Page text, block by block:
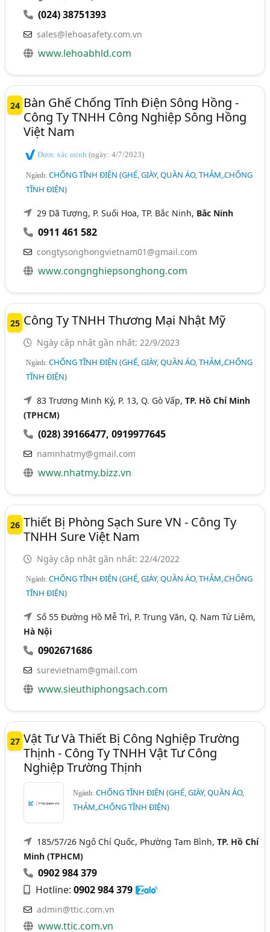
(024) 38751393
sales@lehoasafety.com.vn
www.lehoabhld.com
24 Bàn Ghế Chống Tĩnh Điện Sông Hồng -
Công Ty TNHH Công Nghiệp Sông Hồng
Việt Nam
Được xác minh(ngày: 4/7/2023)
Ngành:CHỐNG TĨNH ĐIỆN (GHẾ, GIÀY, QUẦN ÁO, THẢM,.CHỐNG
TĨNH ĐIỆN)
29 Dã Tượng, P. Suối Hoa, TP. Bắc Ninh, Bắc Ninh
0911 461 582
congtysonghongvietnam01@gmail.com
www.congnghiepsonghong.com
25 Công Ty TNHH Thương Mại Nhật Mỹ
Ngày cập nhật gần nhất: 22/9/2023
Ngành:CHỐNG TĨNH ĐIỆN (GHẾ, GIÀY, QUẦN ÁO, THẢM,.CHỐNG
TĨNH ĐIỆN)
83 Trương Minh Ký, P. 13, Q. Gò Vấp,TP. Hồ Chí Minh
(TPHCM)
(028) 39166477,0919977645
namnhatmy@gmail.com
www.nhatmy.bizz.vn
26 Thiết Bị Phòng Sạch Sure VN - Công Ty
TNHH Sure Việt Nam
Ngày cập nhật gần nhất: 22/4/2022
Ngành:CHỐNG TĨNH ĐIỆN (GHẾ, GIÀY, QUẦN ÁO, THẢM,.CHỐNG
TĨNH ĐIỆN)
Số 55 Đường Hồ Mễ Trì, P. Trung Văn, Q. Nam Từ Liêm,
Hà Nội
0902671686
surevietnam@gmail.com
www.sieuthiphongsach.com
27 Vật Tư Và Thiết Bị Công Nghiệp Trường
Thịnh - Công Ty TNHH Vật Tư Công
Nghiệp Trường Thịnh
Ngành:CHỐNG TĨNH ĐIỆN (GHẾ, GIÀY, QUẦN ÁO,
THẢM,.CHỐNG TĨNH ĐIỆN)
185/57/26 Ngô Chí Quốc, Phường Tam Bình,TP. Hồ Chí
Minh (TPHCM)
0902 984 379
Hotline:0902 984 379
admin@ttic.com.vn
www.ttic.com.vn